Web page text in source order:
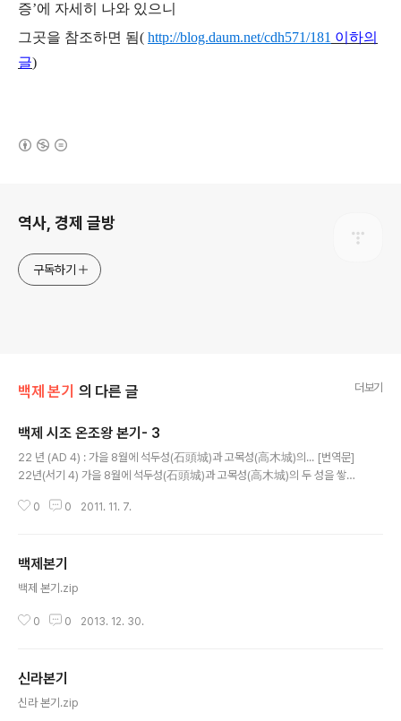
증’에 자세히 나와 있으니
그곳을 참조하면 됨( http://blog.daum.net/cdh571/181 이하의
글)
역사, 경제 글방
구독하기
백제 본기 의 다른 글 더보기
백제 시조 온조왕 본기- 3
22 년 (AD 4) : 가을 8월에 석두성(石頭城)과 고목성(高木城)의... [번역문]
22년(서기 4) 가을 8월에 석두성(石頭城)과 고목성(高木城)의 두 성을 쌓았
적(賊)을 만났다. 한번 싸워 격파하고, 생구(生口)를 사로..
0 0 2011. 11. 7.
백제본기
백제 본기.zip
0 0 2013. 12. 30.
신라본기
신라 본기.zip